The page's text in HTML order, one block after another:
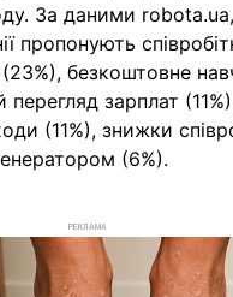
За даними
пропонують
безкоштовне
перегляд зарплат
(11%), знижки
(6%).
РЕКЛАМА